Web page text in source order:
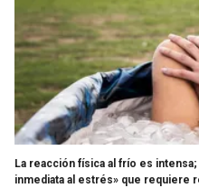
La reacción física al frío es
inmediata al estrés» que requiere